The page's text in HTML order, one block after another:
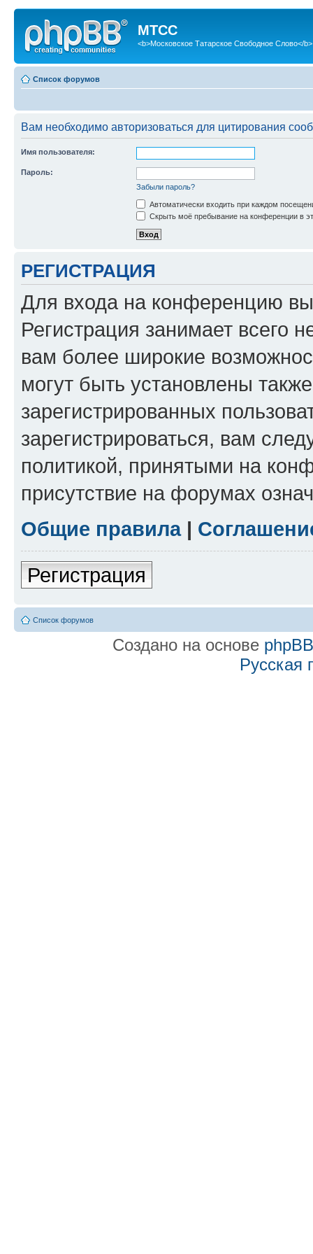
МТСС
<b>Московское Татарское Свободное Слово</b>
Список форумов
Вам необходимо авторизоваться для цитирования
Имя пользователя:
Пароль:
Забыли пароль?
Автоматически входить при каждом
Скрыть моё пребывание на конференции в
РЕГИСТРАЦИЯ
Для входа на конференцию
Регистрация занимает всего
вам более широкие
могут быть установлены
зарегистрированных
зарегистрироваться, вам
политикой, принятыми на
присутствие на форумах
Общие правила|
Регистрация
Список форумов
Создано на основе phpBB
Русская